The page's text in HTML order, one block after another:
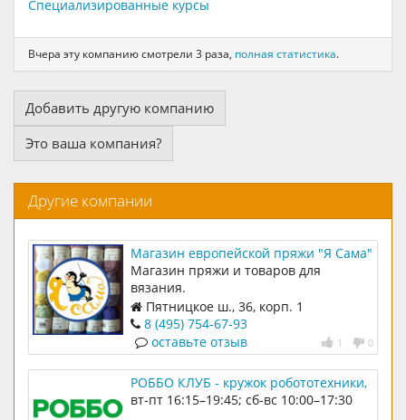
Специализированные курсы
Вчера эту компанию смотрели 3 раза, полная статистика.
Добавить другую компанию
Это ваша компания?
Другие компании
Магазин европейской пряжи "Я Сама"
Магазин пряжи и товаров для
вязания.
Пятницкое ш., 36, корп. 1
8 (495) 754-67-93
1 0
оставьте отзыв
РОББО КЛУБ - кружок робототехники,
программирования и 3D-печати для
вт-пт 16:15–19:45; сб-вс 10:00–17:30